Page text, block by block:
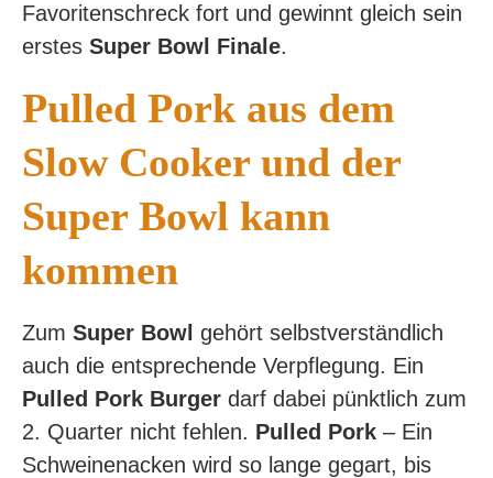
Favoritenschreck fort und gewinnt gleich sein
erstes Super Bowl Finale.
Pulled Pork aus dem
Slow Cooker und der
Super Bowl kann
kommen
Zum Super Bowl gehört selbstverständlich
auch die entsprechende Verpflegung. Ein
Pulled Pork Burger darf dabei pünktlich zum
2. Quarter nicht fehlen. Pulled Pork – Ein
Schweinenacken wird so lange gegart, bis